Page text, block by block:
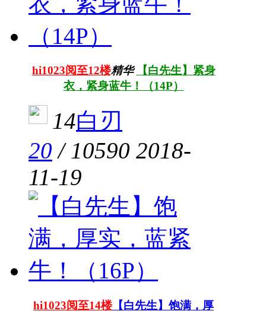
hi1023阅至12楼精华
【白先生】紧身
衣，紧身蓝牛！（14P）
14白刃
20 / 10590 2018-
11-19
hi1023阅至14楼【白先生】饱满，厚